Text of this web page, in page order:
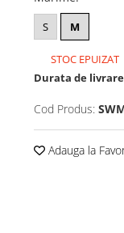
S M
STOC EPUIZAT
Durata de
Cod Produs:
Adauga la